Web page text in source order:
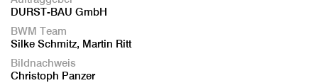
DURST-BAU GmbH
BWM Team
Silke Schmitz, Martin Ritt
Bildnachweis
Christoph Panzer